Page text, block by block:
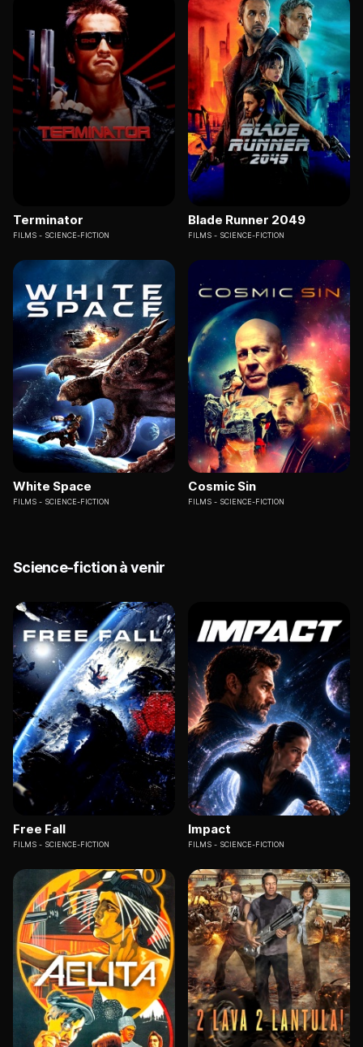
Terminator
FILMS SCIENCE-FICTION
Blade Runner 2049
FILMS SCIENCE-FICTION
White Space
FILMS SCIENCE-FICTION
Cosmic Sin
FILMS SCIENCE-FICTION
Science-fiction à venir
Free Fall
FILMS SCIENCE-FICTION
Impact
FILMS SCIENCE-FICTION